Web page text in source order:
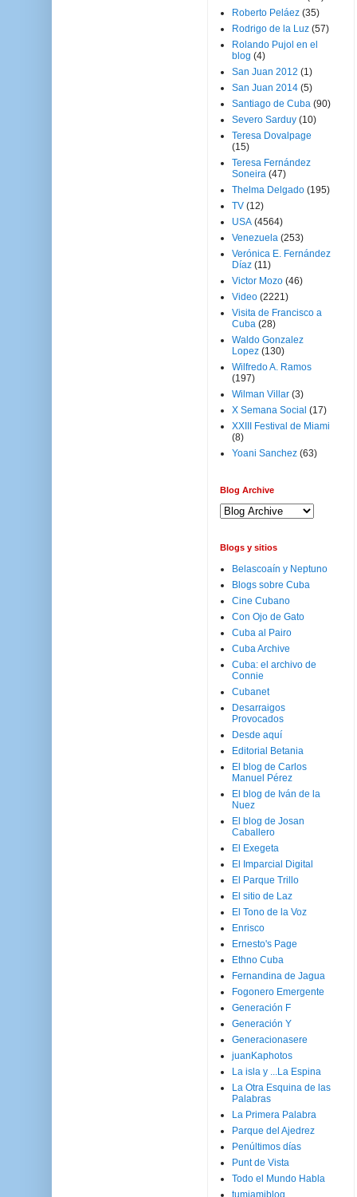
Roberto Peláez (35)
Rodrigo de la Luz (57)
Rolando Pujol en el
blog (4)
San Juan 2012 (1)
San Juan 2014 (5)
Santiago de Cuba (90)
Severo Sarduy (10)
Teresa Dovalpage
(15)
Teresa Fernández
Soneira (47)
Thelma Delgado (195)
TV (12)
USA (4564)
Venezuela (253)
Verónica E. Fernández
Díaz (11)
Victor Mozo (46)
Video (2221)
Visita de Francisco a
Cuba (28)
Waldo Gonzalez
Lopez (130)
Wilfredo A. Ramos
(197)
Wilman Villar (3)
X Semana Social (17)
XXIII Festival de Miami
(8)
Yoani Sanchez (63)
Blog Archive
Blogs y sitios
Belascoaín y Neptuno
Blogs sobre Cuba
Cine Cubano
Con Ojo de Gato
Cuba al Pairo
Cuba Archive
Cuba: el archivo de
Connie
Cubanet
Desarraigos
Provocados
Desde aquí
Editorial Betania
El blog de Carlos
Manuel Pérez
El blog de Iván de la
Nuez
El blog de Josan
Caballero
El Exegeta
El Imparcial Digital
El Parque Trillo
El sitio de Laz
El Tono de la Voz
Enrisco
Ernesto's Page
Ethno Cuba
Fernandina de Jagua
Fogonero Emergente
Generación F
Generación Y
Generacionasere
juanKaphotos
La isla y ...La Espina
La Otra Esquina de las
Palabras
La Primera Palabra
Parque del Ajedrez
Penúltimos días
Punt de Vista
Todo el Mundo Habla
tumiamiblog